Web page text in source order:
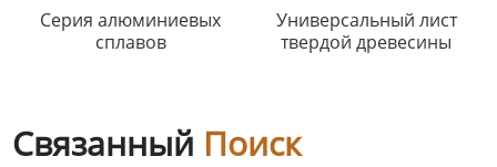
Серия алюминиевых
сплавов
Универсальный лист
твердой древесины
Связанный Поиск